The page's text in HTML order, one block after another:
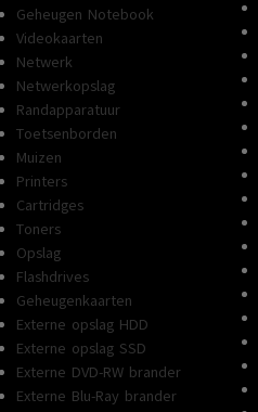
Geheugen Notebook
Videokaarten
Netwerk
Netwerkopslag
Randapparatuur
Toetsenborden
Muizen
Printers
Cartridges
Toners
Opslag
Flashdrives
Geheugenkaarten
Externe opslag HDD
Externe opslag SSD
Externe DVD-RW brander
Externe Blu-Ray brander